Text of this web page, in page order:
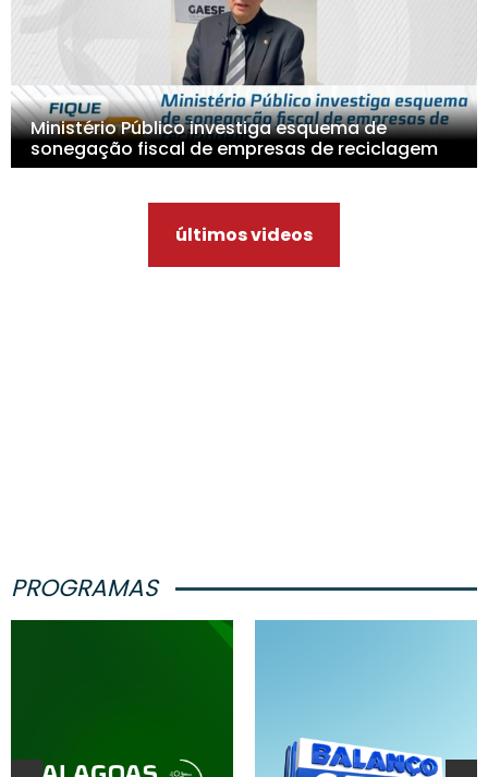
Ministério Público investiga esquema de
sonegação fiscal de empresas de reciclagem
últimos videos
PROGRAMAS